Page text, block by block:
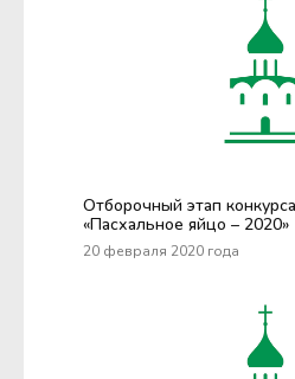
Отборочный этап
«Пасхальное яйцо – 2020»
20 февраля 2020 года